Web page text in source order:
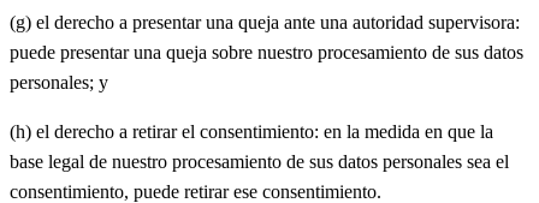
(g) el derecho a presentar una queja ante una autoridad supervisora:
puede presentar una queja sobre nuestro procesamiento de sus datos
personales; y
(h) el derecho a retirar el consentimiento: en la medida en que la
base legal de nuestro procesamiento de sus datos personales sea el
consentimiento, puede retirar ese consentimiento.